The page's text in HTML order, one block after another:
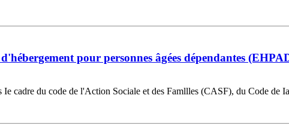
pour personnes âgées dépendantes
Ie cadre du code de l'Action Sociale et des Famllles (CASF), du Code